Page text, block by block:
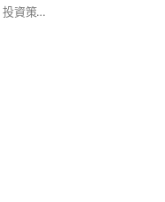
🚀 全球幣圈即時行情、趨勢解析、投資策略全在這！ 與一群熱愛加密的夥伴，一起掌握市場脈動、分享最新資訊，別錯過任何一次獲利契機。